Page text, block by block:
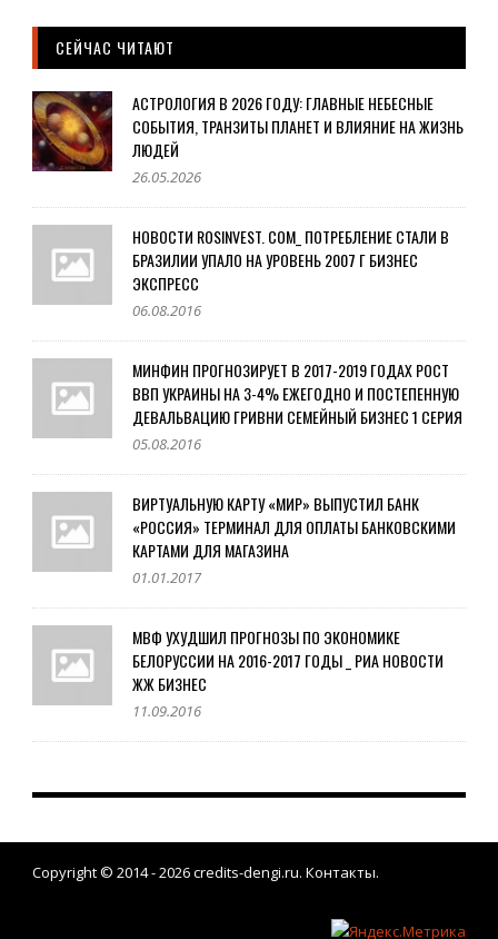
СЕЙЧАС ЧИТАЮТ
АСТРОЛОГИЯ В 2026 ГОДУ: ГЛАВНЫЕ НЕБЕСНЫЕ
СОБЫТИЯ, ТРАНЗИТЫ ПЛАНЕТ И ВЛИЯНИЕ НА ЖИЗНЬ
ЛЮДЕЙ
26.05.2026
НОВОСТИ ROSINVEST. COM_ ПОТРЕБЛЕНИЕ СТАЛИ В
БРАЗИЛИИ УПАЛО НА УРОВЕНЬ 2007 Г БИЗНЕС
ЭКСПРЕСС
06.08.2016
МИНФИН ПРОГНОЗИРУЕТ В 2017-2019 ГОДАХ РОСТ
ВВП УКРАИНЫ НА 3-4% ЕЖЕГОДНО И ПОСТЕПЕННУЮ
ДЕВАЛЬВАЦИЮ ГРИВНИ СЕМЕЙНЫЙ БИЗНЕС 1 СЕРИЯ
05.08.2016
ВИРТУАЛЬНУЮ КАРТУ «МИР» ВЫПУСТИЛ БАНК
«РОССИЯ» ТЕРМИНАЛ ДЛЯ ОПЛАТЫ БАНКОВСКИМИ
КАРТАМИ ДЛЯ МАГАЗИНА
01.01.2017
МВФ УХУДШИЛ ПРОГНОЗЫ ПО ЭКОНОМИКЕ
БЕЛОРУССИИ НА 2016-2017 ГОДЫ _ РИА НОВОСТИ
ЖЖ БИЗНЕС
11.09.2016
Copyright © 2014 - 2026credits-dengi.ru. Контакты.